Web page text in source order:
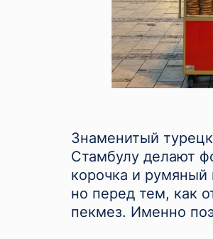
Знаменитый
Стамбулу делают
корочка и румяный
но перед тем, как
пекмез. Именно